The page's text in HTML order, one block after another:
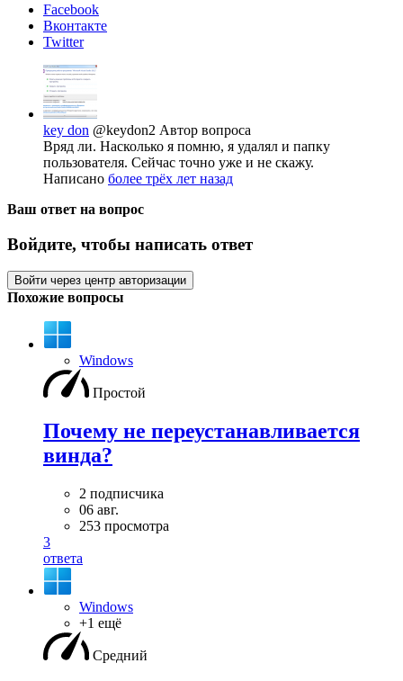
Facebook
Вконтакте
Twitter
key don @keydon2 Автор вопроса
Вряд ли. Насколько я помню, я удалял и папку
пользователя. Сейчас точно уже и не скажу.
Написано более трёх лет назад
Ваш ответ на вопрос
Войдите, чтобы написать ответ
Войти через центр авторизации
Похожие вопросы
Windows
Простой
Почему не переустанавливается
винда?
2 подписчика
06 авг.
253 просмотра
3
ответа
Windows
+1 ещё
Средний